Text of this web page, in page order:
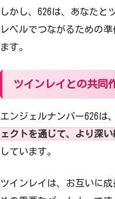
しかし、626は、あなたと
レベルでつながるための
ます。
ツインレイとの共同
エンジェルナンバー626は、
ェクトを通じて、より深
しています。
ツインレイは、お互いに